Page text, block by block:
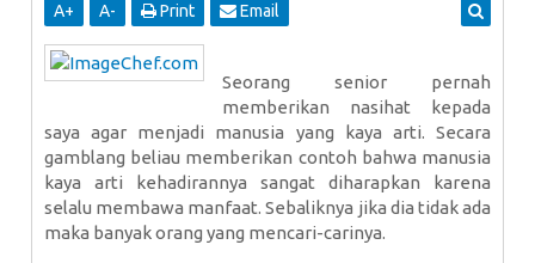
A+ A- Print Email
Seorang senior pernah
memberikan nasihat kepada
saya agar menjadi manusia yang kaya arti. Secara
gamblang beliau memberikan contoh bahwa manusia
kaya arti kehadirannya sangat diharapkan karena
selalu membawa manfaat.Sebaliknya jika dia tidak ada
maka banyak orang yang mencari-carinya.